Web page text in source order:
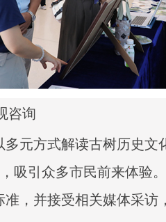
咨询
元方式解读古树历史文
吸引众多市民前来体验
，并接受相关媒体采访